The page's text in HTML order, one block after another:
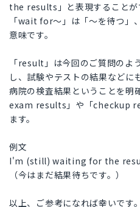
the results」と表現することが
「wait for～」は「～を待つ」
意味です。
「result」は今回のご質問のよ
し、試験やテストの結果などに
病院の検査結果ということを
exam results」や「checkup
ます。
例文
I'm (still) waiting for the
（今はまだ結果待ちです。）
以上、ご参考になれば幸いです。